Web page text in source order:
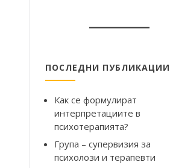
ПОСЛЕДНИ ПУБЛИКАЦИИ
Как се формулират
интерпретациите в
психотерапията?
Група – супервизия за
психолози и терапевти